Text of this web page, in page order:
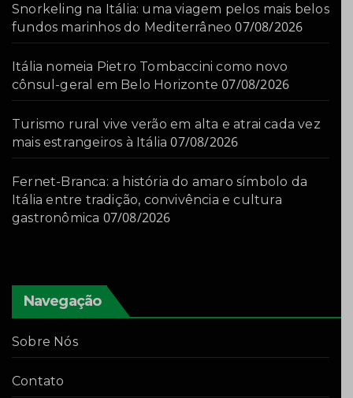
Snorkeling na Itália: uma viagem pelos mais belos
fundos marinhos do Mediterrâneo 07/08/2026
Itália nomeia Pietro Tombaccini como novo
cônsul-geral em Belo Horizonte 07/08/2026
Turismo rural vive verão em alta e atrai cada vez
mais estrangeiros à Itália 07/08/2026
Fernet-Branca: a história do amaro símbolo da
Itália entre tradição, convivência e cultura
gastronômica 07/08/2026
Navegação
Sobre Nós
Contato